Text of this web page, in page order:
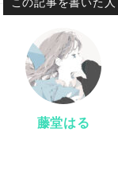
この記事を書いた人
藤堂はる